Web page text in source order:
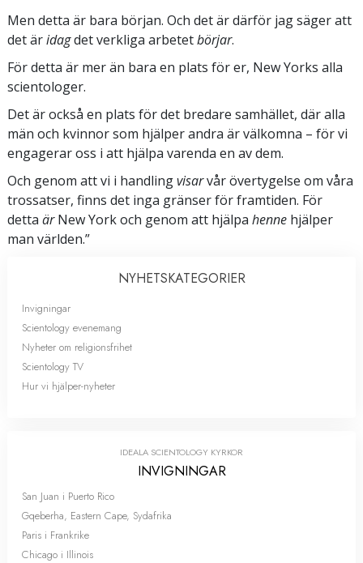
Men detta är bara början. Och det är därför jag säger att
det äridagdet verkliga arbetetbörjar.
För detta är mer än bara en plats för er, New Yorks alla
scientologer.
Det är också en plats för det bredare samhället, där alla
män och kvinnor som hjälper andra är välkomna – för vi
engagerar oss i att hjälpa varenda en av dem.
Och genom att vi i handlingvisarvår övertygelse om våra
trossatser, finns det inga gränser för framtiden. För
detta ärNew York och genom att hjälpa henne hjälper
man världen.”
NYHETS­KATEGORIER
Invigningar
Scientology evenemang
Nyheter om religionsfrihet
Scientology TV
Hur vi hjälper-nyheter
IDEALA SCIENTOLOGY KYRKOR
INVIGNINGAR
San Juan i Puerto Rico
Gqeberha, Eastern Cape, Sydafrika
Paris i Frankrike
Chicago i Illinois